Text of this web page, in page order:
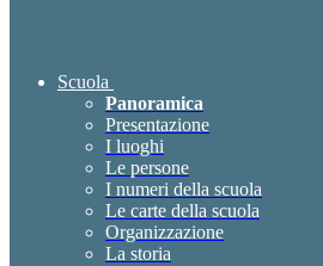
Scuola
Panoramica
Presentazione
I luoghi
Le persone
I numeri della scuola
Le carte della scuola
Organizzazione
La storia